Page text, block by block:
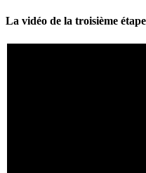
La vidéo de la troisième étape